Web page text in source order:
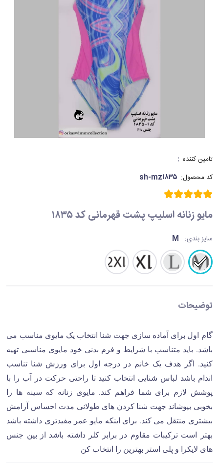
تامین کننده :
کد محصول: sh-mz۱۸۳۵
مایو زنانه اسلیپ پشت قهرمانی کد ۱۸۳۵
سایز بندی: M
توضیحات
گام اول برای آماده سازی جهت شنا انتخاب یک مایوی مناسب می
باشد. باید متناسب با شرایط و فرم بدنی خود مایوی مناسبی تهیه
کنید. اگر هدف یک خانم در درجه اول برای ورزش شنا تناسب
اندام باشد لباس شنایی انتخاب کنید تا راحتی حرکت در آب را با
پوشش لازم برای شما فراهم کند. مایوی زنانه که سینه ها را
بخوبی بپوشاند جهت شنا کردن های طولانی مدت احساس آرامش
بیشتری منتقل می کند. برای اینکه مایو عمر مفیدتری داشته باشد
بهتر است ترکیبات مقاوم در برابر کلر داشته باشد از بین جنس
های لایکرا و پلی استر بهترین را انتخاب کن